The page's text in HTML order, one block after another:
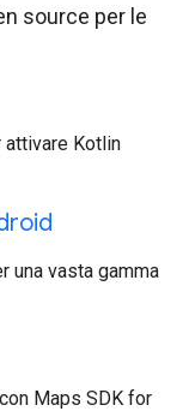
source per le
Kotlin
una vasta gamma
Maps SDK for